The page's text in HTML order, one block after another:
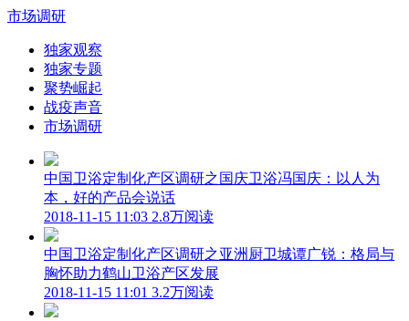
市场调研
独家观察
独家专题
聚势崛起
战疫声音
市场调研
中国卫浴定制化产区调研之国庆卫浴冯国庆：以人为
本，好的产品会说话
2018-11-15 11:03 2.8万阅读
中国卫浴定制化产区调研之亚洲厨卫城谭广锐：格局与
胸怀助力鹤山卫浴产区发展
2018-11-15 11:01 3.2万阅读